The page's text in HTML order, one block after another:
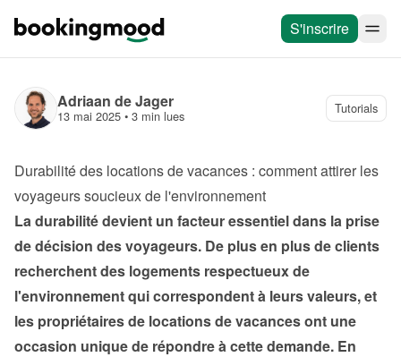
S'inscrire
Adriaan de Jager
13 mai 2025 • 3 min lues Tutorials
Durabilité des locations de vacances : comment attirer les
voyageurs soucieux de l'environnement
La durabilité devient un facteur essentiel dans la prise
de décision des voyageurs. De plus en plus de clients
recherchent des logements respectueux de
l'environnement qui correspondent à leurs valeurs, et
les propriétaires de locations de vacances ont une
occasion unique de répondre à cette demande. En